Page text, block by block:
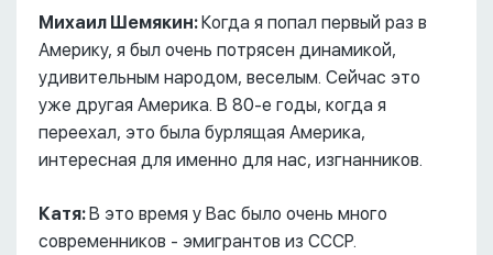
Михаил Шемякин:Когда я попал первый раз в
Америку, я был очень потрясен динамикой,
удивительным народом, веселым. Сейчас это
уже другая Америка. В 80-е годы, когда я
переехал, это была бурлящая Америка,
интересная для именно для нас, изгнанников.
Катя:В это время у Вас было очень много
современников - эмигрантов из СССР.